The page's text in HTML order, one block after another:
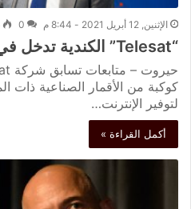
الإثنين, 12 أبريل 2021 - 8:44 م 0
“Telesat” الكندية تدخل في سباق إنترنت الفضاء !
لتوفير الإنترنت…
أكمل القراءة »